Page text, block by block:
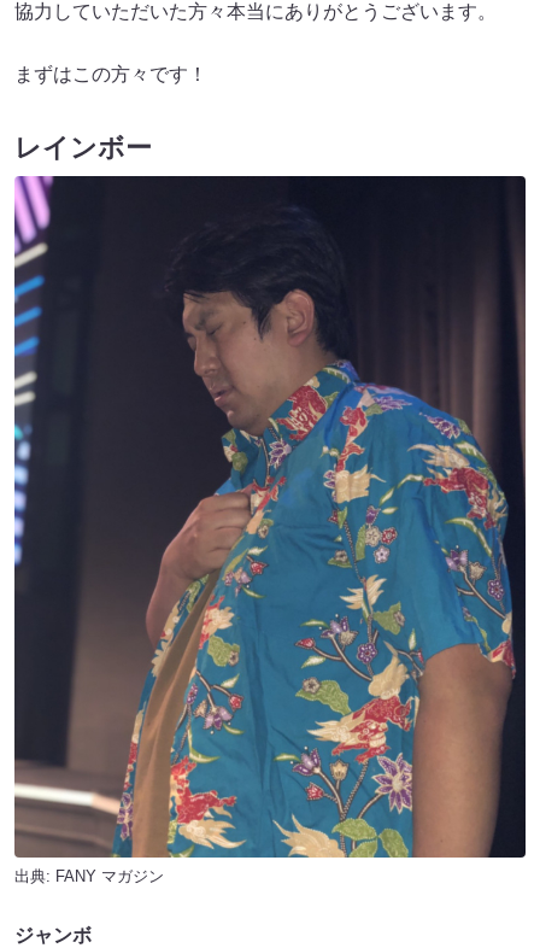
協力していただいた方々本当にありがとうございます。
まずはこの方々です！
レインボー
出典: FANY マガジン
ジャンボ